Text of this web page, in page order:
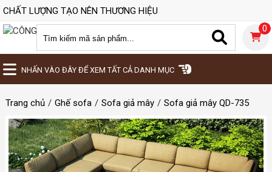
CHẤT LƯỢNG TẠO NÊN THƯƠNG HIỆU
0
NHẤN VÀO ĐÂY ĐỂ XEM TẤT CẢ DANH MỤC
Trang chủ Ghế sofa Sofa giả mây Sofa giả mây QD-735